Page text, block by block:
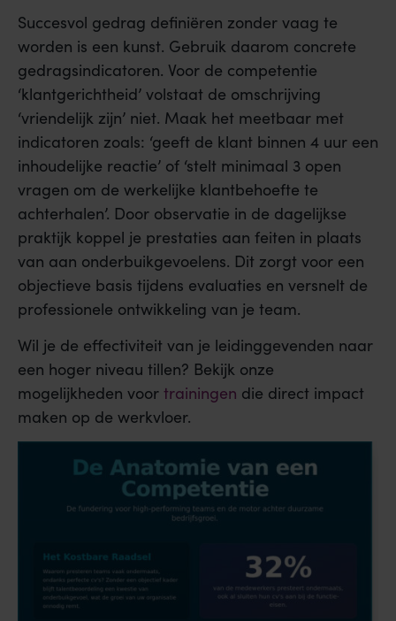
Succesvol gedrag definiëren zonder vaag te
worden is een kunst. Gebruik daarom concrete
gedragsindicatoren. Voor de competentie
‘klantgerichtheid’ volstaat de omschrijving
‘vriendelijk zijn’ niet. Maak het meetbaar met
indicatoren zoals: ‘geeft de klant binnen 4 uur een
inhoudelijke reactie’ of ‘stelt minimaal 3 open
vragen om de werkelijke klantbehoefte te
achterhalen’. Door observatie in de dagelijkse
praktijk koppel je prestaties aan feiten in plaats
van aan onderbuikgevoelens. Dit zorgt voor een
objectieve basis tijdens evaluaties en versnelt de
professionele ontwikkeling van je team.
Wil je de effectiviteit van je leidinggevenden naar
een hoger niveau tillen? Bekijk onze
mogelijkheden voor trainingen die direct impact
maken op de werkvloer.